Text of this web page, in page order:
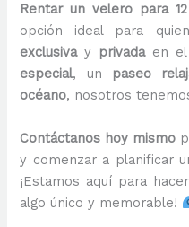
Rentar un velero para
opción ideal para
exclusivay privadaen el
especial, un paseo
océano, nosotros
Contáctanos hoy mismo
y comenzar a planificar
¡Estamos aquí para
algo único y memorable!